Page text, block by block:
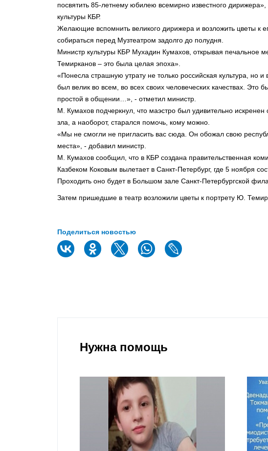
посвятить 85-летнему юбилею всемирно известного
культуры КБР.
Желающие вспомнить великого дирижера и возложить цветы к
собираться перед Музтеатром задолго до полудня.
Министр культуры КБР Мухадин Кумахов, открывая печальное
Темирканов – это была целая эпоха».
«Понесла страшную утрату не только российская культура,
был велик во всем, во всех своих человеческих качествах. Это
простой в общении…», - отметил министр.
М. Кумахов подчеркнул, что маэстро был удивительно
зла, а наоборот, старался помочь, кому можно.
«Мы не смогли не пригласить вас сюда. Он обожал свою
места», - добавил министр.
М. Кумахов сообщил, что в КБР создана правительственная
Казбеком Коковым вылетает в Санкт-Петербург, где 5 ноября
Проходить оно будет в Большом зале Санкт-Петербургской
Затем пришедшие в театр возложили цветы к портрету Ю.
Поделиться новостью
Нужна помощь